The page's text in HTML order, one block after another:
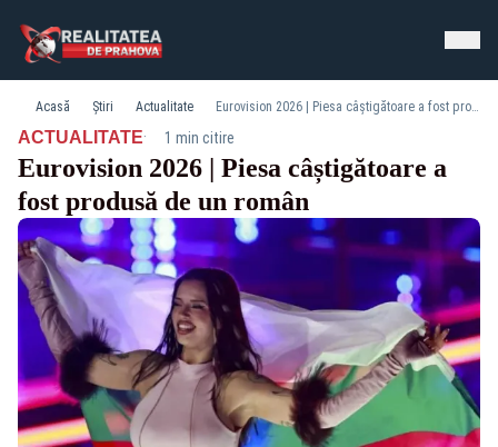
Acasă Știri Actualitate Eurovision 2026 | Piesa câștigătoare a fost produsă de un român
ACTUALITATE· 1 min citire
Eurovision 2026 | Piesa câștigătoare a
fost produsă de un român